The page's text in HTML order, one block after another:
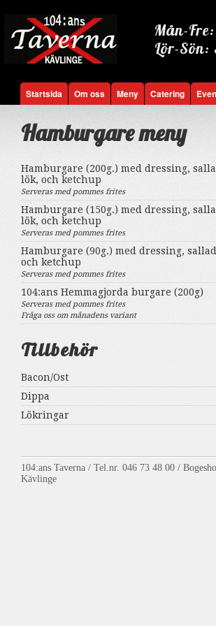
Mån-
Lör-Sön:
Startsida Om oss Meny Catering
Hamburgare meny
Hamburgare (200g.) med dressing,
lök, och ketchup
Serveras med pommes frites
Hamburgare (150g.) med dressing,
lök, och ketchup
Serveras med pommes frites
Hamburgare (90g.) med dressing,
och ketchup
Serveras med pommes frites
104:ans Hemmagjorda burgare (200g)
Serveras med pommes frites
Fråga oss om månadens variant
Tillbehör
Bacon/Ost
Dippa
Lökringar
104:ans Taverna / Tel.nr. 046 73 48 00 /
Kävlinge